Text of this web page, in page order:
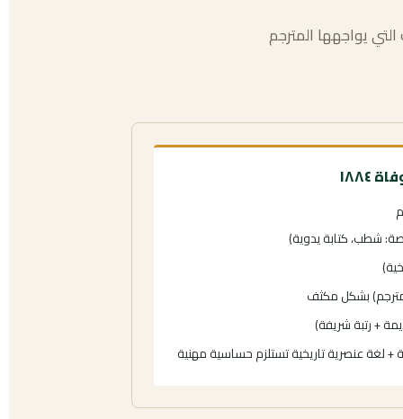
يواجهها المترجم
شطب، كتابة يدوية)
بشكل مكثف
+ رتبة شريفة)
لغة عنصرية تاريخية تستلزم حساسية مهنية